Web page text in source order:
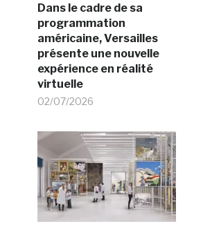
Dans le cadre de sa
programmation
américaine, Versailles
présente une nouvelle
expérience en réalité
virtuelle
02/07/2026